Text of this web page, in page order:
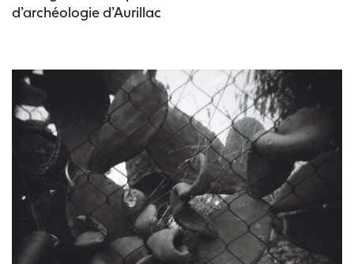
d’archéologie d’Aurillac